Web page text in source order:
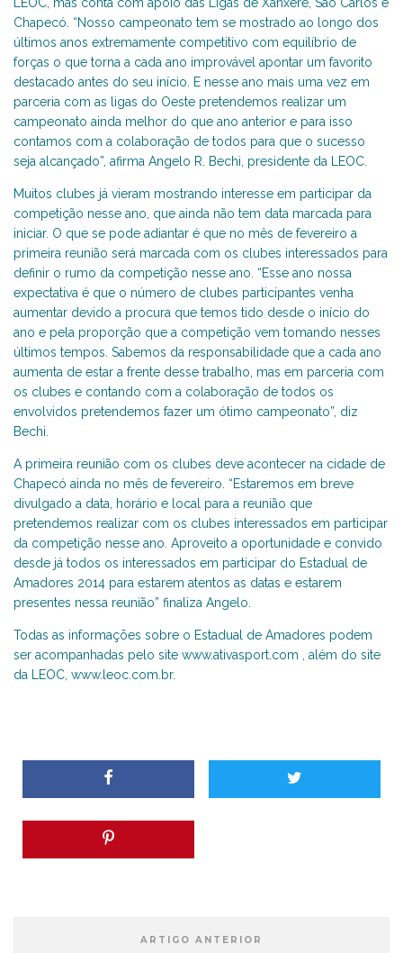
LEOC, mas conta com apoio das Ligas de Xanxerê, São Carlos e
Chapecó. “Nosso campeonato tem se mostrado ao longo dos
últimos anos extremamente competitivo com equilíbrio de
forças o que torna a cada ano improvável apontar um favorito
destacado antes do seu início. E nesse ano mais uma vez em
parceria com as ligas do Oeste pretendemos realizar um
campeonato ainda melhor do que ano anterior e para isso
contamos com a colaboração de todos para que o sucesso
seja alcançado”, afirma Angelo R. Bechi, presidente da LEOC.
Muitos clubes já vieram mostrando interesse em participar da
competição nesse ano, que ainda não tem data marcada para
iniciar. O que se pode adiantar é que no mês de fevereiro a
primeira reunião será marcada com os clubes interessados para
definir o rumo da competição nesse ano. “Esse ano nossa
expectativa é que o número de clubes participantes venha
aumentar devido a procura que temos tido desde o início do
ano e pela proporção que a competição vem tomando nesses
últimos tempos. Sabemos da responsabilidade que a cada ano
aumenta de estar a frente desse trabalho, mas em parceria com
os clubes e contando com a colaboração de todos os
envolvidos pretendemos fazer um ótimo campeonato”, diz
Bechi.
A primeira reunião com os clubes deve acontecer na cidade de
Chapecó ainda no mês de fevereiro. “Estaremos em breve
divulgado a data, horário e local para a reunião que
pretendemos realizar com os clubes interessados em participar
da competição nesse ano. Aproveito a oportunidade e convido
desde já todos os interessados em participar do Estadual de
Amadores 2014 para estarem atentos as datas e estarem
presentes nessa reunião” finaliza Angelo.
Todas as informações sobre o Estadual de Amadores podem
ser acompanhadas pelo site www.ativasport.com , além do site
da LEOC, www.leoc.com.br.
ARTIGO ANTERIOR